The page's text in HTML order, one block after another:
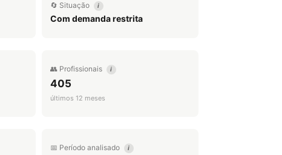
🔄 Situação i
Com demanda restrita
👥 Profissionais i
405
últimos 12 meses
📅 Período analisado i